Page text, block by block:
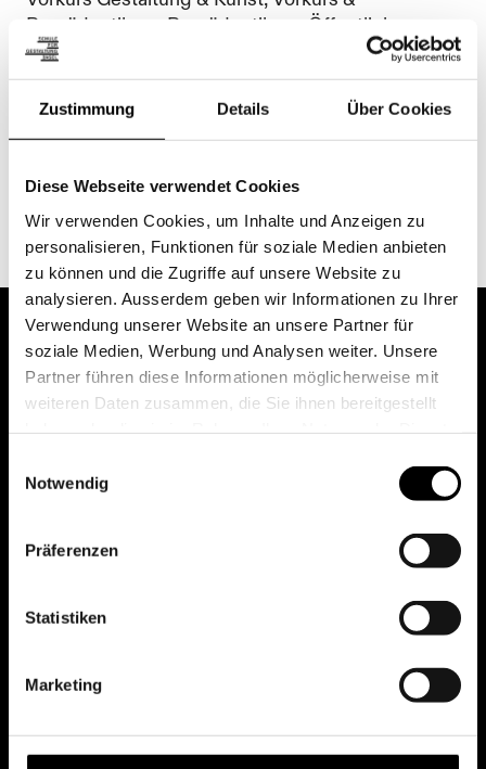
Zustimmung Details Über Cookies
Diese Webseite verwendet Cookies
Wir verwenden Cookies, um Inhalte und Anzeigen zu
personalisieren, Funktionen für soziale Medien anbieten
zu können und die Zugriffe auf unsere Website zu
analysieren. Ausserdem geben wir Informationen zu Ihrer
Verwendung unserer Website an unsere Partner für
soziale Medien, Werbung und Analysen weiter. Unsere
Partner führen diese Informationen möglicherweise mit
weiteren Daten zusammen, die Sie ihnen bereitgestellt
Notwendig
Präferenzen
Statistiken
Marketing
Propädeutikum, Propädeutikum, Öffentliche
Weiterbildungskurse
Kontakt
thomas.neeser@sfgbasel.ch